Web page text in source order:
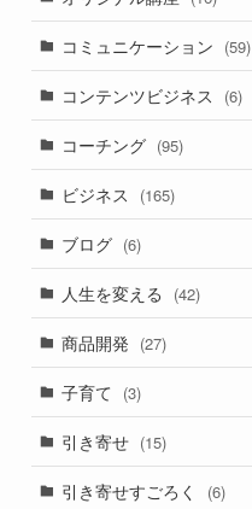
コミュニケーション (59)
コンテンツビジネス (6)
コーチング (95)
ビジネス (165)
ブログ (6)
人生を変える (42)
商品開発 (27)
子育て (3)
引き寄せ (15)
引き寄せすごろく (6)